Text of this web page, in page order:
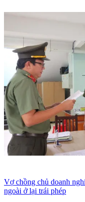
Vợ chồng chủ doanh
ngoài ở lại trái phép